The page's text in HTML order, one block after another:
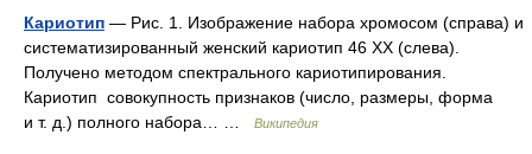
Кариотип — Рис. 1. Изображение набора хромосом (справа) и
систематизированный женский кариотип 46 XX (слева).
Получено методом спектрального кариотипирования.
Кариотип совокупность признаков (число, размеры, форма
и т. д.) полного набора… …
Википедия